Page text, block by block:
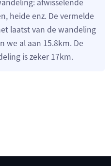
afwisselende
heide enz. De vermelde
laatst van de wandeling
we al aan 15.8km. De
is zeker 17km.